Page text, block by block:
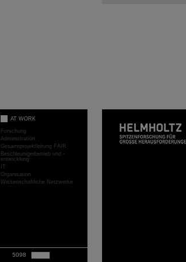
AT WORK
Forschung
Administration
Gesamtprojektleitung FAIR
Beschleunigerbetrieb und -
entwicklung
IT
Organisation
Wissenschaftliche Netzwerke
5098